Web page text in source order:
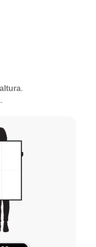
.